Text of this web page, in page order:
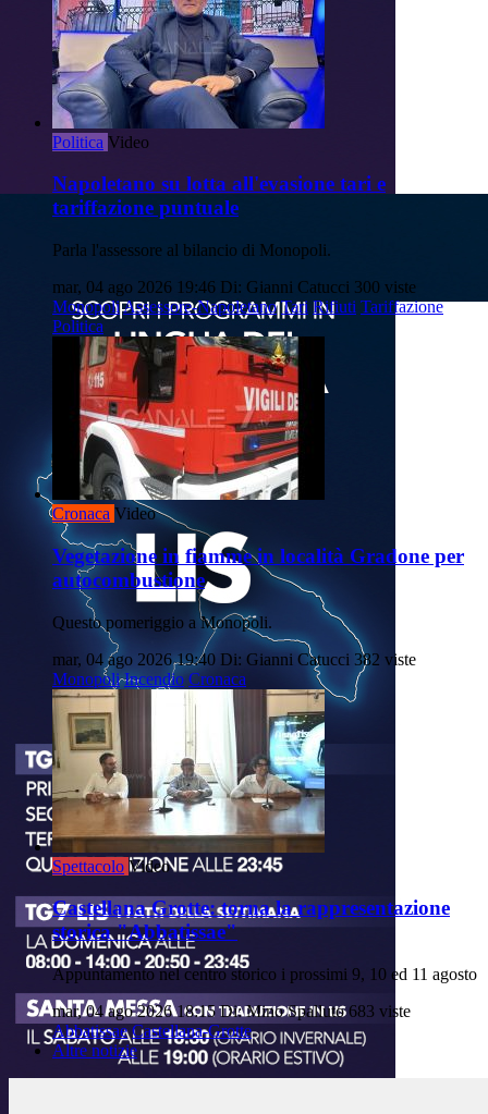
Politica Video
Napoletano su lotta all'evasione tari e
tariffazione puntuale
Parla l'assessore al bilancio di Monopoli.
mar, 04 ago 2026 19:46 Di: Gianni Catucci 300 viste
Monopoli Assessore-Napoletano Tari Rifiuti Tariffazione
Politica
Cronaca Video
Vegetazione in fiamme in località Gradone per
autocombustione
Questo pomeriggio a Monopoli.
mar, 04 ago 2026 19:40 Di: Gianni Catucci 382 viste
Monopoli Incendio Cronaca
Spettacolo Video
Castellana Grotte: torna la rappresentazione
storica "Abbatissae"
Appuntamento nel centro storico i prossimi 9, 10 ed 11 agosto
mar, 04 ago 2026 18:15 Di: Mino Spalluto 683 viste
Abbatissae Castellana-Grotte
Altre notizie